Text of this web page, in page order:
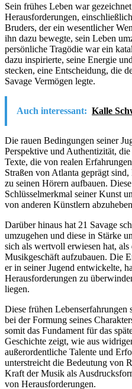
Sein frühes Leben war
Herausforderungen,
Bruders, der ein wesentlicher
ihn dazu bewegte, sein Leben
persönliche Tragödie war ein
dazu inspirierte, seine Energie
stecken, eine Entscheidung, die
Savage Vermögen legte.
Auch interessant: Kalle
Die rauen Bedingungen seiner
Perspektive und Authentizität,
Texte, die von realen
Straßen von Atlanta geprägt
zu seinen Hörern aufbauen.
Schlüsselmerkmal seiner Kunst
von anderen Künstlern
Darüber hinaus hat 21 Savage
umzugehen und diese in Stärke
sich als wertvoll erwiesen hat,
Musikgeschäft aufzubauen. Die
er in seiner Jugend entwickelte,
Herausforderungen zu
liegen.
Diese frühen Lebenserfahrungen
bei der Formung seines
somit das Fundament für das
Geschichte zeigt, wie aus
außerordentliche Talente und
unterstreicht die Bedeutung von
Kraft der Musik als
von Herausforderungen.